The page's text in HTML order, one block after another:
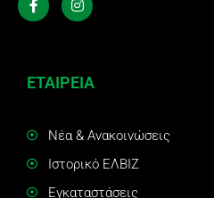
ΕΤΑΙΡΕΙΑ
Νέα & Ανακοινώσεις
Ιστορικό ΕΛΒΙΖ
Εγκαταστάσεις